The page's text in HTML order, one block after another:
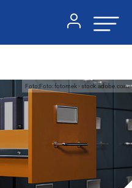
Foto:Foto: fotomek - stock.adobe.com